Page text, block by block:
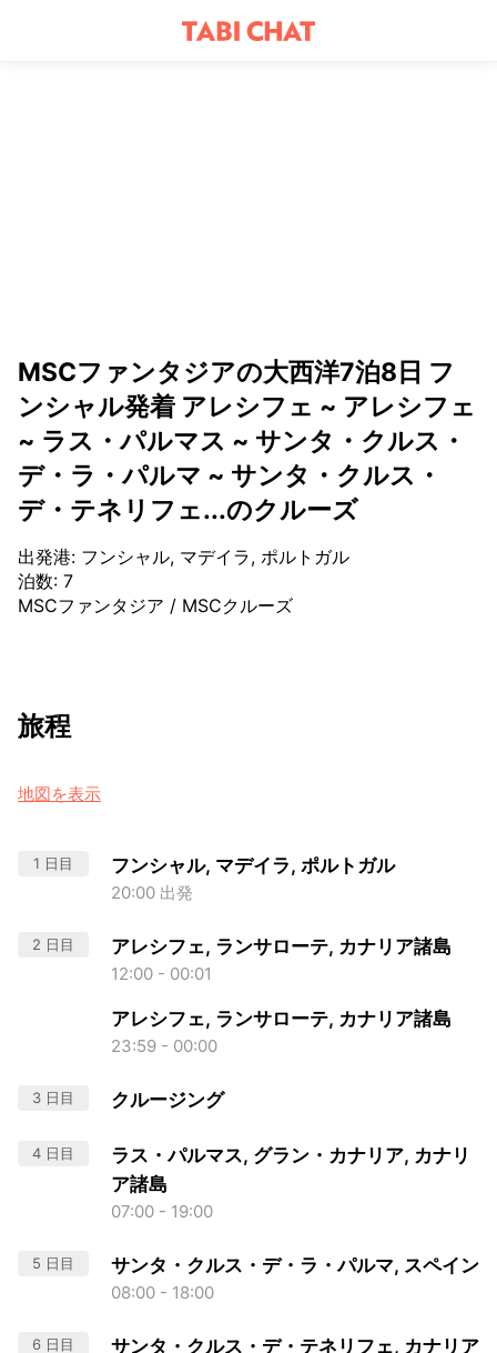
MSCファンタジアの大西洋7泊8日 フ
ンシャル発着 アレシフェ ~ アレシフェ
~ ラス・パルマス ~ サンタ・クルス・
デ・ラ・パルマ ~ サンタ・クルス・
デ・テネリフェ...のクルーズ
出発港: フンシャル, マデイラ, ポルトガル
泊数: 7
MSCファンタジア / MSCクルーズ
旅程
地図を表示
1 日目 フンシャル, マデイラ, ポルトガル
20:00 出発
2 日目 アレシフェ, ランサローテ, カナリア諸島
12:00 - 00:01
アレシフェ, ランサローテ, カナリア諸島
23:59 - 00:00
3 日目 クルージング
4 日目
ラス・パルマス, グラン・カナリア, カナリ
ア諸島
07:00 - 19:00
5 日目 サンタ・クルス・デ・ラ・パルマ, スペイン
08:00 - 18:00
6 日目
サンタ・クルス・デ・テネリフェ, カナリア